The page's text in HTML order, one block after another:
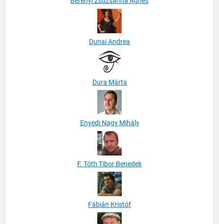
Dunai Andrea
Dura Márta
Enyedi Nagy Mihály
F. Tóth Tibor Benedek
Fábián Kristóf